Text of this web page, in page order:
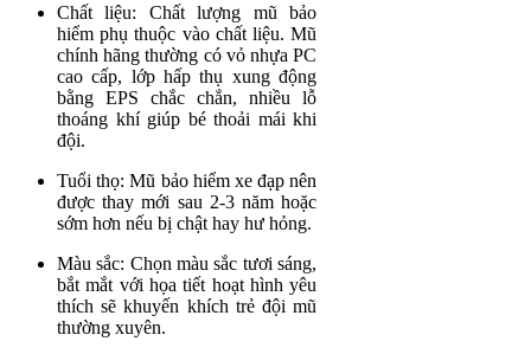
Chất liệu: Chất lượng mũ bảo
hiểm phụ thuộc vào chất liệu. Mũ
chính hãng thường có vỏ nhựa PC
cao cấp, lớp hấp thụ xung động
bằng EPS chắc chắn, nhiều lỗ
thoáng khí giúp bé thoải mái khi
đội.
Tuổi thọ: Mũ bảo hiểm xe đạp nên
được thay mới sau 2-3 năm hoặc
sớm hơn nếu bị chật hay hư hỏng.
Màu sắc: Chọn màu sắc tươi sáng,
bắt mắt với họa tiết hoạt hình yêu
thích sẽ khuyến khích trẻ đội mũ
thường xuyên.